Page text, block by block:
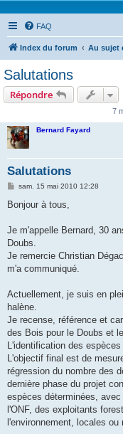
FAQ
Index du forum Au sujet
Salutations
Répondre
7
Bernard Fayard
Salutations
M
s
g
sam. 15 mai 2010 12:28
Bonjour à tous,
Je m'appelle Bernard, 30
Doubs.
Je remercie Christian
m'a communiqué.
Actuellement, je suis en
halène.
Je recense, référence et
des Bois pour le Doubs et
L'identification des
L'objectif final est de
régression du nombre des
dernière phase du projet
espèces déterminées,
l'ONF, des exploitants
l'environnement, locales ou